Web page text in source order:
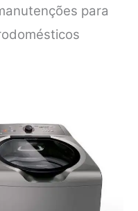
para